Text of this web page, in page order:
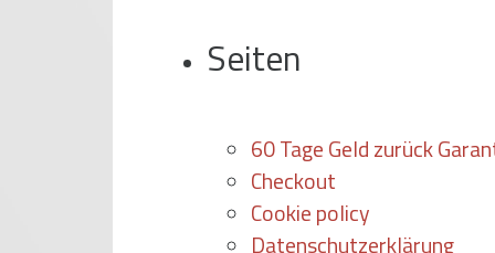
Seiten
60 Tage Geld zurück
Checkout
Cookie policy
Datenschutzerklärung